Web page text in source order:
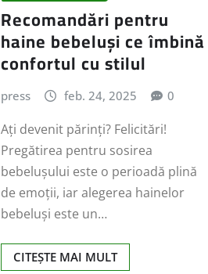
Recomandări pentru
haine bebeluși ce îmbină
confortul cu stilul
press feb. 24, 2025 0
Ați devenit părinți? Felicitări!
Pregătirea pentru sosirea
bebelușului este o perioadă plină
de emoții, iar alegerea hainelor
bebeluși este un…
CITEȘTE MAI MULT